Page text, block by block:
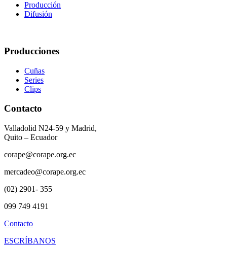
Producción
Difusión
Producciones
Cuñas
Series
Clips
Contacto
Valladolid N24-59 y Madrid,
Quito – Ecuador
corape@corape.org.ec
mercadeo@corape.org.ec
(02) 2901- 355
099 749 4191
Contacto
ESCRÍBANOS